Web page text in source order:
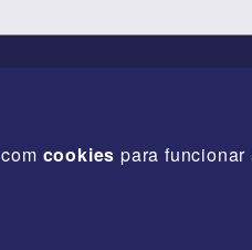
cookies para funcionar